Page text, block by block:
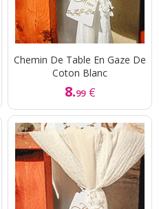
Chemin De Table En Gaze De
Coton Blanc
8.99 €